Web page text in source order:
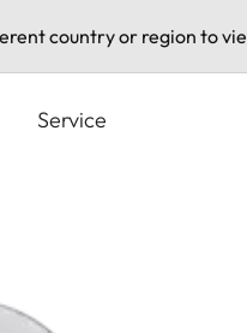
country or region to
Service